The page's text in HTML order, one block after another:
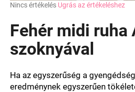
A
átlagos
értékelése
ből
csillag.
Nincs értékelés Ugrás az értékeléshez
Fehér midi ruha
szoknyával
Ha az egyszerűség a
eredménynek egyszerűen